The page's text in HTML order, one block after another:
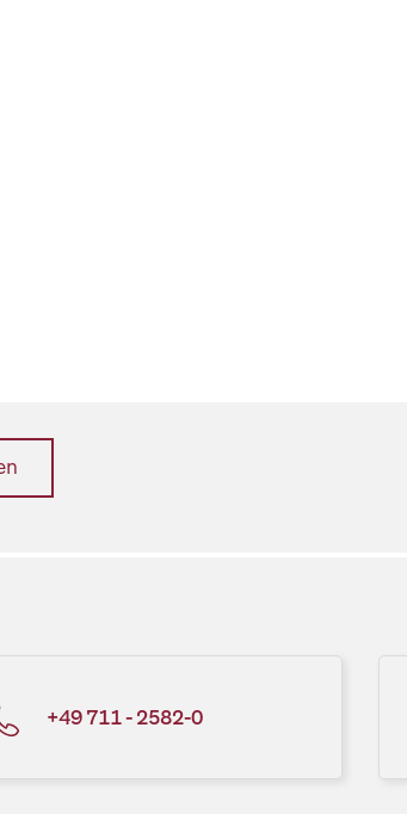
+49 711 - 2582-0